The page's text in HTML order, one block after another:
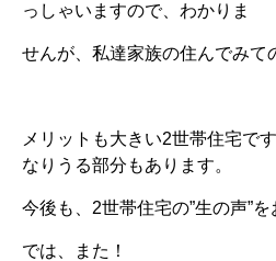
っしゃいますので、わかりま
せんが、私達家族の住んでみて
メリットも大きい2世帯住宅で
なりうる部分もあります。
今後も、2世帯住宅の”生の声”
では、また！